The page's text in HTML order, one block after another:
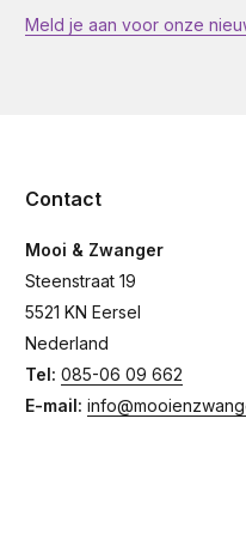
Meld je aan voor onze
Contact
Mooi & Zwanger
Steenstraat 19
5521 KN Eersel
Nederland
Tel: 085-06 09 662
E-mail: